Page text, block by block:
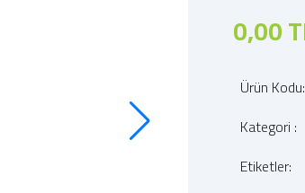
0,00
Ürün Kodu:
Kategori :
Etiketler: